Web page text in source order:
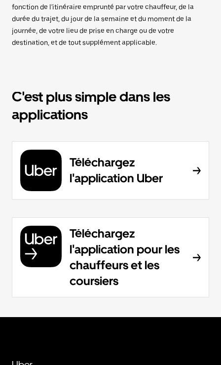
fonction de l'itinéraire emprunté par votre chauffeur, de la
durée du trajet, du jour de la semaine et du moment de la
journée, de votre lieu de prise en charge ou de votre
destination, et de tout supplément applicable.
C'est plus simple dans les
applications
Téléchargez
l'application Uber
Téléchargez
l'application pour les
chauffeurs et les
coursiers